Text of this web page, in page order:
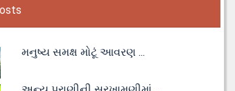
મનુષ્ય સમક્ષ મોટૂં આવરણ ...